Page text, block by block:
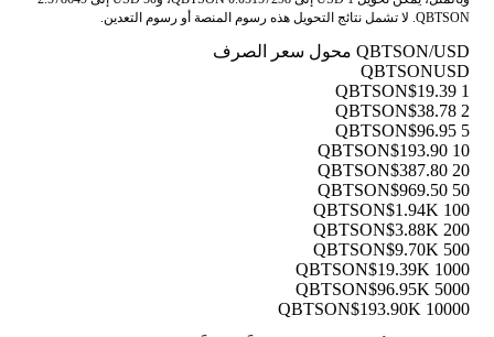
QBTSON. لا تشمل نتائج التحويل هذه رسوم المنصة أو رسوم التعدين.
QBTSON/USD محول سعر الصرف
QBTSONUSD
1 QBTSON
$19.39
2 QBTSON
$38.78
5 QBTSON
$96.95
10 QBTSON
$193.90
20 QBTSON
$387.80
50 QBTSON
$969.50
100 QBTSON
$1.94K
200 QBTSON
$3.88K
500 QBTSON
$9.70K
1000 QBTSON
$19.39K
5000 QBTSON
$96.95K
10000 QBTSON
$193.90K